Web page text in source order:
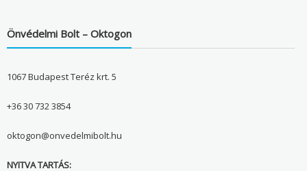
Önvédelmi Bolt – Oktogon
1067 Budapest Teréz krt. 5
+36 30 732 3854
oktogon@onvedelmibolt.hu
NYITVA TARTÁS: